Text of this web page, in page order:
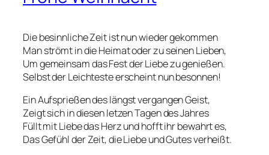
Die besinnliche Zeit ist nun wieder gekommen
Man strömt in die Heimat oder zu seinen Lieben,
Um gemeinsam das Fest der Liebe zu genießen.
Selbst der Leichteste erscheint nun besonnen!
Ein Aufsprießen des längst vergangen Geist,
Zeigt sich in diesen letzen Tagen des Jahres
Füllt mit Liebe das Herz und hofft ihr bewahrt es,
Das Gefühl der Zeit, die Liebe und Gutes verheißt.